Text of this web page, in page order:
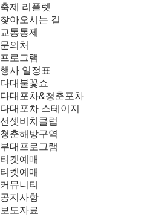
축제 리플렛
찾아오시는 길
교통통제
문의처
프로그램
행사 일정표
다대불꽃쇼
다대포차&청춘포차
다대포차 스테이지
선셋비치클럽
청춘해방구역
부대프로그램
티켓예매
티켓예매
커뮤니티
공지사항
보도자료